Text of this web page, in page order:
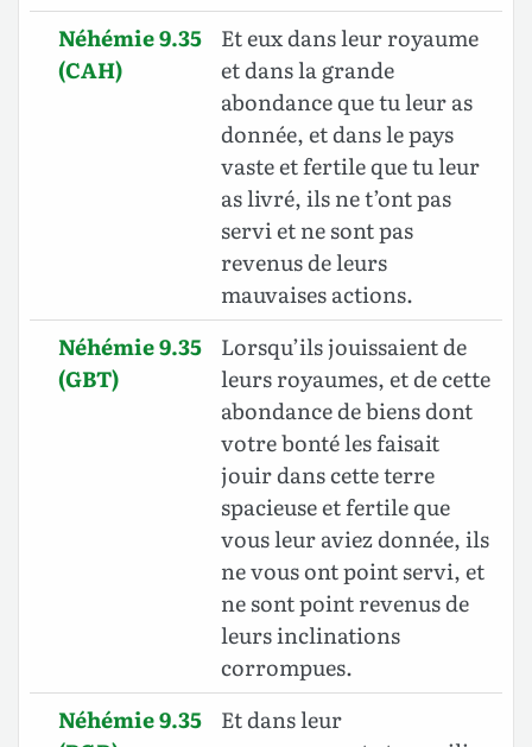
Néhémie 9.35
(CAH)
Et eux dans leur royaume
et dans la grande
abondance que tu leur as
donnée, et dans le pays
vaste et fertile que tu leur
as livré, ils ne t’ont pas
servi et ne sont pas
revenus de leurs
mauvaises actions.
Néhémie 9.35
(GBT)
Lorsqu’ils jouissaient de
leurs royaumes, et de cette
abondance de biens dont
votre bonté les faisait
jouir dans cette terre
spacieuse et fertile que
vous leur aviez donnée, ils
ne vous ont point servi, et
ne sont point revenus de
leurs inclinations
corrompues.
Néhémie 9.35
Et dans leur